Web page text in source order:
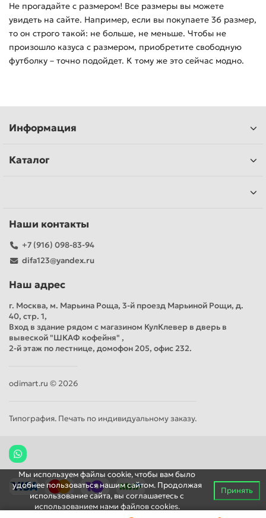
Не прогадайте с размером! Все размеры вы можете
увидеть на сайте. Например, если вы покупаете 36 размер,
то он строго такой: не больше, не меньше. Чтобы не
произошло казуса с размером, приобретите свободную
футболку – точно подойдет. К тому же это сейчас модно.
Информация
Каталог
Наши контакты
+7 (916) 098-83-94
difa123@yandex.ru
Наш адрес
г. Москва, м. Марьина Роща, 3-й проезд Марьиной Рощи, д.
40, стр. 1,
Вход в здание рядом с магазином КулКлевер в дверь в
вывеской "ШКАФ кофейня" ,
2-й этаж по лестнице, домофон 205, офис 232.
odimart.ru © 2026
Типография. Печать по индивидуальному заказу.
Мы используем файлы cookie, чтобы вам было
удобнее пользоваться нашим сайтом. Продолжая
использование сайта, вы соглашаетесь c
использованием нами файлов cookies.
Принять